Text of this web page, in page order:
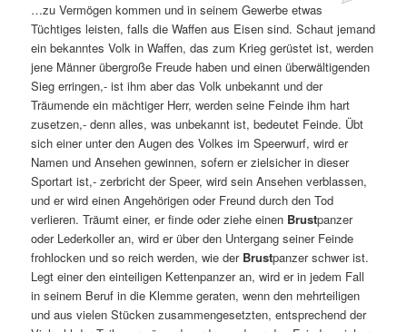
…zu Vermögen kommen und in seinem Gewerbe etwas
Tüchtiges leisten, falls die Waffen aus Eisen sind. Schaut jemand
ein bekanntes Volk in Waffen, das zum Krieg gerüstet ist, werden
jene Männer übergroße Freude haben und einen überwältigenden
Sieg erringen,- ist ihm aber das Volk unbekannt und der
Träumende ein mächtiger Herr, werden seine Feinde ihm hart
zusetzen,- denn alles, was unbekannt ist, bedeutet Feinde. Übt
sich einer unter den Augen des Volkes im Speerwurf, wird er
Namen und Ansehen gewinnen, sofern er zielsicher in dieser
Sportart ist,- zerbricht der Speer, wird sein Ansehen verblassen,
und er wird einen Angehörigen oder Freund durch den Tod
verlieren. Träumt einer, er finde oder ziehe einen Brustpanzer
oder Lederkoller an, wird er über den Untergang seiner Feinde
frohlocken und so reich werden, wie der Brustpanzer schwer ist.
Legt einer den einteiligen Kettenpanzer an, wird er in jedem Fall
in seinem Beruf in die Klemme geraten, wenn den mehrteiligen
und aus vielen Stücken zusammengesetzten, entsprechend der